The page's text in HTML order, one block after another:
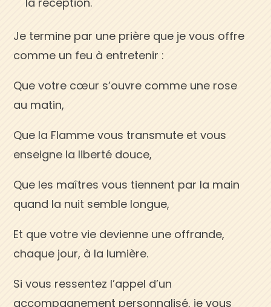
Je termine par une prière que je vous offre
comme un feu à entretenir :
Que votre cœur s’ouvre comme une rose
au matin,
Que la Flamme vous transmute et vous
enseigne la liberté douce,
Que les maîtres vous tiennent par la main
quand la nuit semble longue,
Et que votre vie devienne une offrande,
chaque jour, à la lumière.
Si vous ressentez l’appel d’un
accompagnement personnalisé, je vous